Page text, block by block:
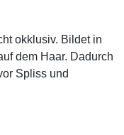
okklusiv. Bildet in
dem Haar. Dadurch
Spliss und